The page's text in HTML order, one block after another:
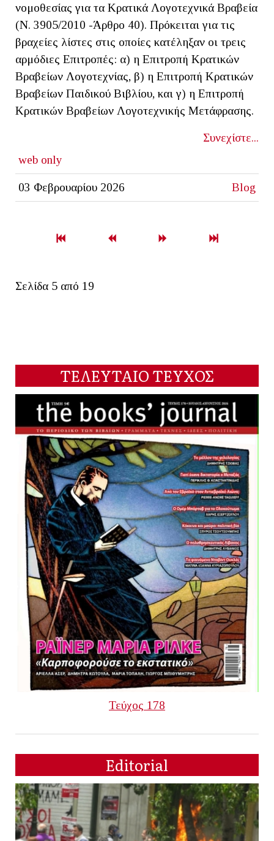
νομοθεσίας για τα Κρατικά Λογοτεχνικά Βραβεία
(Ν. 3905/2010 -Άρθρο 40). Πρόκειται για τις
βραχείες λίστες στις οποίες κατέληξαν οι τρεις
αρμόδιες Επιτροπές: α) η Επιτροπή Κρατικών
Βραβείων Λογοτεχνίας, β) η Επιτροπή Κρατικών
Βραβείων Παιδικού Βιβλίου, και γ) η Επιτροπή
Κρατικών Βραβείων Λογοτεχνικής Μετάφρασης.
Συνεχίστε...
web only
03 Φεβρουαρίου 2026 Blog
Σελίδα 5 από 19
ΤΕΛΕΥΤΑΙΟ ΤΕΥΧΟΣ
Τεύχος 178
Editorial